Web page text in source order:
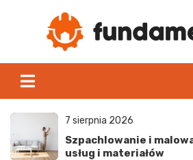
7 sierpnia 2026
Zbrojenie stropu –
wykonania